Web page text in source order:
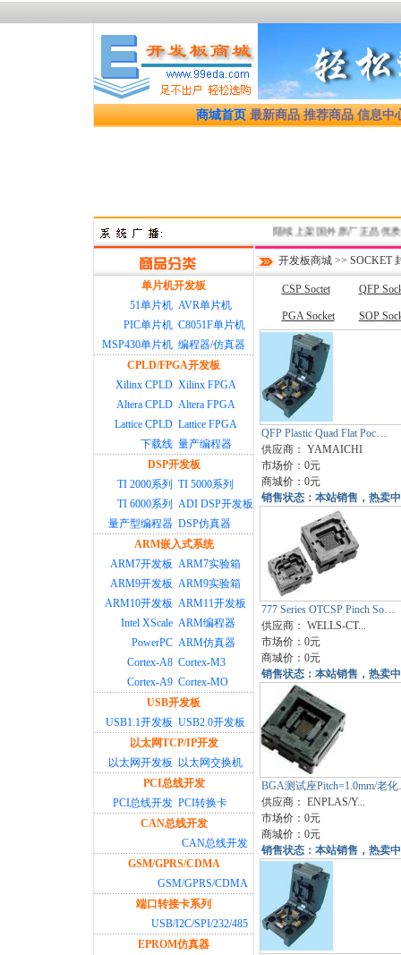
商城首页 最新商品 推荐商品 信息中
陆续上架国外原厂正品优质
单片机开发板
51单片机 AVR单片机
PIC单片机 C8051F单片机
MSP430单片机 编程器/仿真器
CPLD/FPGA开发板
Xilinx CPLD Xilinx FPGA
Altera CPLD Altera FPGA
Lattice CPLD Lattice FPGA
下载线 量产编程器
DSP开发板
TI 2000系列
TI 5000系列
TI 6000系列
ADI DSP开发板
量产型编程器 DSP仿真器
ARM嵌入式系统
ARM7开发板 ARM7实验箱
ARM9开发板 ARM9实验箱
ARM10开发板 ARM11开发板
Intel XScale ARM编程器
PowerPC ARM仿真器
Cortex-A8 Cortex-M3
Cortex-A9 Cortex-MO
USB开发板
USB1.1开发板 USB2.0开发板
以太网TCP/IP开发
以太网开发板
以太网交换机
PCI总线开发
PCI总线开发 PCI转换卡
CAN总线开发
CAN总线开发
GSM/GPRS/CDMA
GSM/GPRS/CDMA
端口转接卡系列
USB/I2C/SPI/232/485
EPROM仿真器
开发板商城 >> SOCKET
CSP Soctet QFP
PGA Socket SOP
QFP Plastic Quad Flat Poc…
供应商： YAMAICHI
市场价：0元
商城价：0元
销售状态：本站销售，热卖中
777 Series OTCSP Pinch So…
供应商： WELLS-CT...
市场价：0元
商城价：0元
销售状态：本站销售，热卖中
BGA测试座Pitch=1.0mm/老
供应商： ENPLAS/Y...
市场价：0元
商城价：0元
销售状态：本站销售，热卖中